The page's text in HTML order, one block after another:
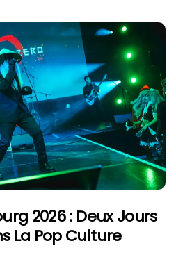
2026 : Deux Jours
La Pop Culture